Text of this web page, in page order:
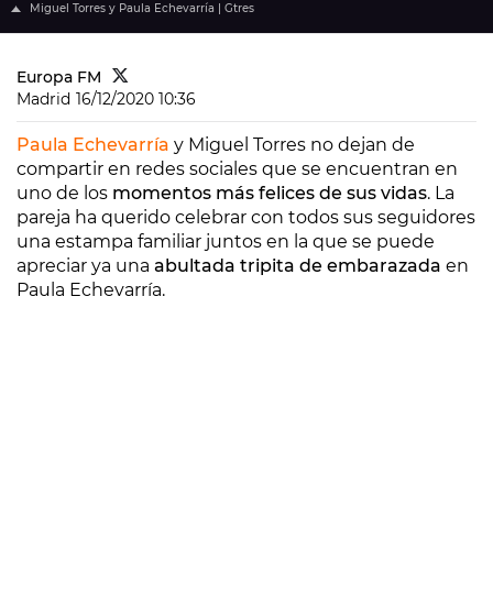
Miguel Torres y Paula Echevarría | Gtres
Europa FM
Madrid 16/12/2020 10:36
Paula Echevarría y Miguel Torres no dejan de
compartir en redes sociales que se encuentran en
uno de los momentos más felices de sus vidas. La
pareja ha querido celebrar con todos sus seguidores
una estampa familiar juntos en la que se puede
apreciar ya una abultada tripita de embarazada en
Paula Echevarría.